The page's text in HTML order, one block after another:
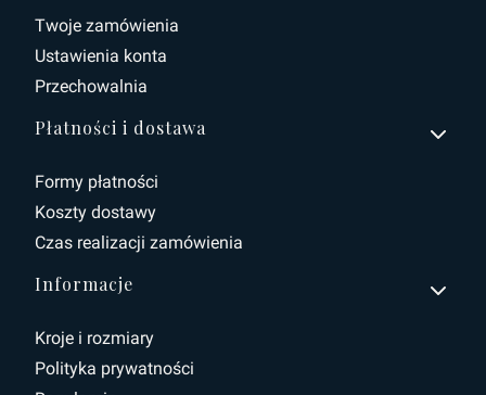
Twoje zamówienia
Ustawienia konta
Przechowalnia
Płatności i dostawa
Formy płatności
Koszty dostawy
Czas realizacji zamówienia
Informacje
Kroje i rozmiary
Polityka prywatności